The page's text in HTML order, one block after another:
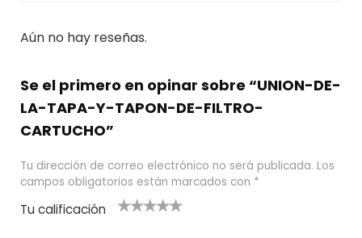
Aún no hay reseñas.
Se el primero en opinar sobre “UNION-DE-
LA-TAPA-Y-TAPON-DE-FILTRO-
CARTUCHO”
Tu dirección de correo electrónico no será publicada. Los
campos obligatorios están marcados con *
Tu calificación